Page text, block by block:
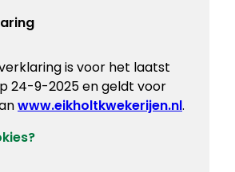
is voor het laatst
24-9-2025 en geldt voor
www.eikholtkwekerijen.nl.